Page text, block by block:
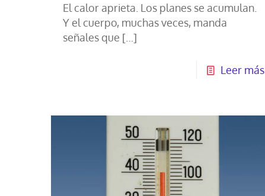
El calor aprieta. Los planes se acumulan.
Y el cuerpo, muchas veces, manda
señales que […]
Leer más